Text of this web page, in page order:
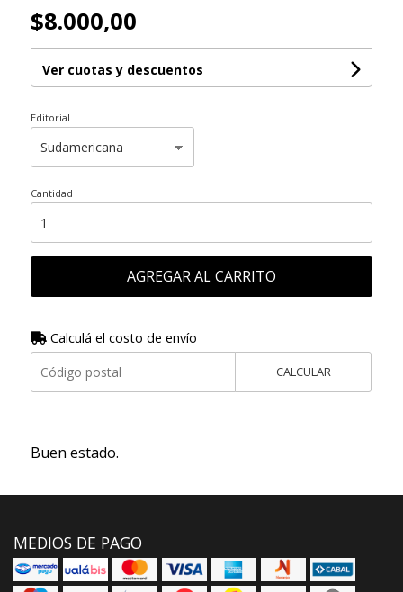
$8.000,00
Ver cuotas y descuentos
Editorial
Cantidad
AGREGAR AL CARRITO
Calculá el costo de envío
CALCULAR
Buen estado.
MEDIOS DE PAGO